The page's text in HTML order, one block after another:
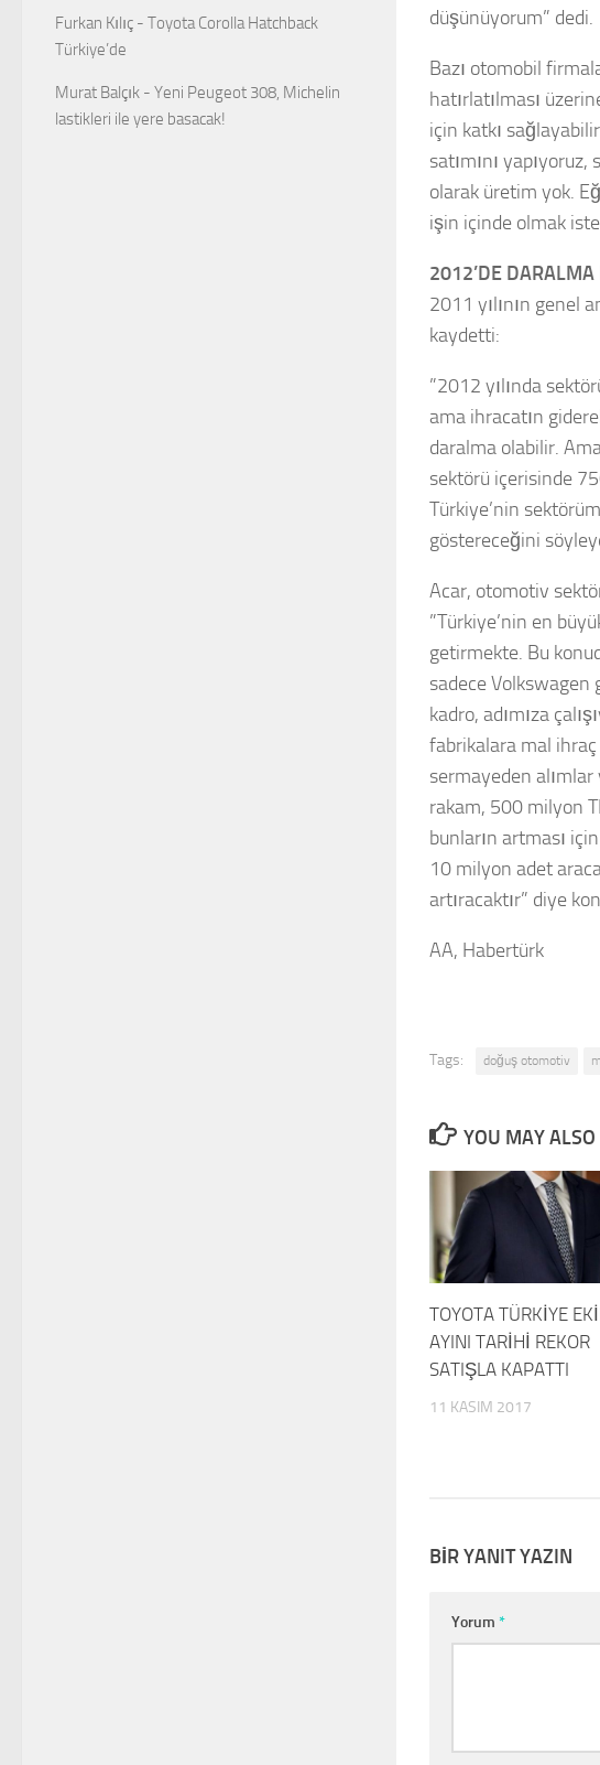
düşünüyorum” dedi.
Bazı otomobil
hatırlatılması
için katkı
satımını
olarak üretim yok.
işin içinde olmak
2012’DE
2011 yılının genel
kaydetti:
”2012 yılında
ama ihracatın
daralma olabilir.
sektörü içerisinde
Türkiye’nin
göstereceğini
Acar, otomotiv
”Türkiye’nin en
getirmekte. Bu
sadece Volkswagen
kadro, adımıza
fabrikalara mal
sermayeden alımlar
rakam, 500 milyon
bunların artması
10 milyon adet
artıracaktır” diye
AA, Habertürk
Tags: doğuş otomotiv
YOU MAY ALSO
TOYOTA TÜRKİYE
AYINI TARİHİ REKOR
SATIŞLA KAPATTI
11 KASIM 2017
BIR YANIT YAZIN
Yorum *
Furkan Kılıç - Toyota Corolla Hatchback
Türkiye’de
Murat Balçık - Yeni Peugeot 308, Michelin
lastikleri ile yere basacak!